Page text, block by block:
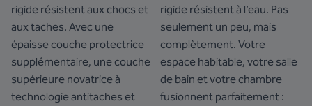
rigide résistent aux chocs et
aux taches. Avec une
épaisse couche protectrice
supplémentaire, une couche
supérieure novatrice à
technologie antitaches et
rigide résistent à l’eau. Pas
seulement un peu, mais
complètement. Votre
espace habitable, votre salle
de bain et votre chambre
fusionnent parfaitement :